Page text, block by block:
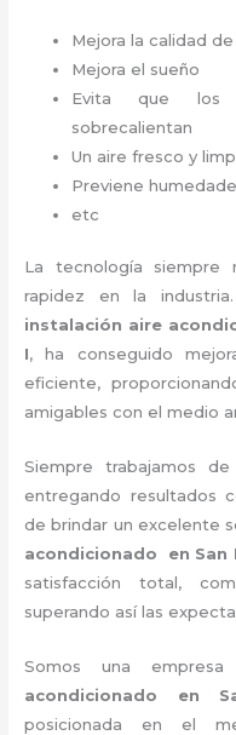
Mejora la calidad de
Mejora el sueño
Evita que los
sobrecalientan
Un aire fresco y
Previene
etc
La tecnología siempre
rapidez en la
instalación aire
I, ha conseguido
eficiente,
amigables con el medio
Siempre trabajamos
entregando resultados
de brindar un excelente
acondicionado en San
satisfacción total,
superando así las
Somos una
acondicionado en
posicionada en el